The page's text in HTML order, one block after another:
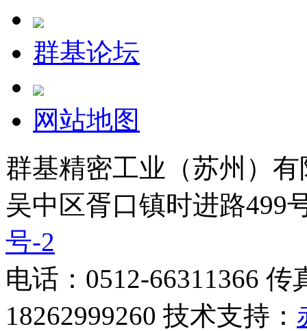
群基论坛
网站地图
群基精密工业（苏州）
吴中区胥口镇时进路499
号-2
电话：0512-66311366
18262999260 技术支持：